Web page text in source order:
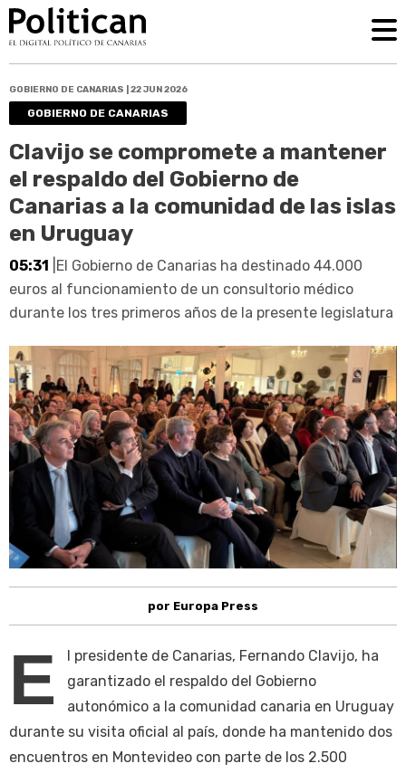
GOBIERNO DE CANARIAS | 22 JUN 2026
GOBIERNO DE CANARIAS
Clavijo se compromete a mantener
el respaldo del Gobierno de
Canarias a la comunidad de las islas
en Uruguay
05:31 |El Gobierno de Canarias ha destinado 44.000
euros al funcionamiento de un consultorio médico
durante los tres primeros años de la presente legislatura
por Europa Press
E
l presidente de Canarias, Fernando Clavijo, ha
garantizado el respaldo del Gobierno
autonómico a la comunidad canaria en Uruguay
durante su visita oficial al país, donde ha mantenido dos
encuentros en Montevideo con parte de los 2.500